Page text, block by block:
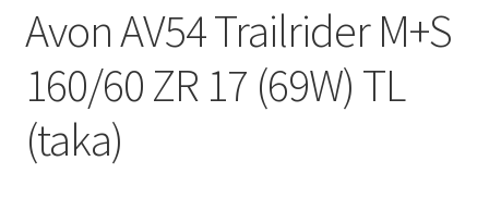
Avon AV54 Trailrider M+S
160/60 ZR 17 (69W) TL
(taka)